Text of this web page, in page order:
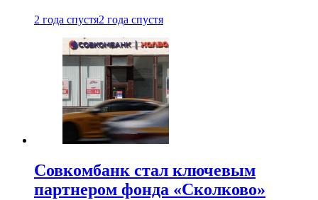
2 года спустя2 года спустя
Совкомбанк стал ключевым
партнером фонда «Сколково»